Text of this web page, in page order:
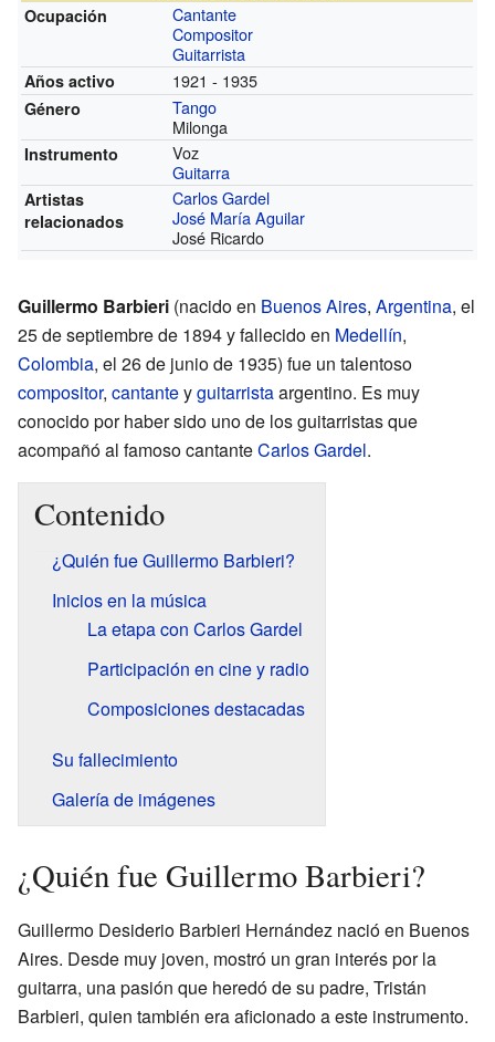
Ocupación
Cantante
Compositor
Guitarrista
Años activo 1921 - 1935
Género
Tango
Milonga
Instrumento
Voz
Guitarra
Artistas
relacionados
Carlos Gardel
José María Aguilar
José Ricardo
Guillermo Barbieri (nacido en Buenos Aires, Argentina, el
25 de septiembre de 1894 y fallecido en Medellín,
Colombia, el 26 de junio de 1935) fue un talentoso
compositor, cantanteyguitarristaargentino. Es muy
conocido por haber sido uno de los guitarristas que
acompañó al famoso cantanteCarlos Gardel.
Contenido
¿Quién fue Guillermo Barbieri?
Inicios en la música
La etapa con Carlos Gardel
Participación en cine y radio
Composiciones destacadas
Su fallecimiento
Galería de imágenes
¿Quién fue Guillermo Barbieri?
Guillermo Desiderio Barbieri Hernández nació en Buenos
Aires. Desde muy joven, mostró un gran interés por la
guitarra, una pasión que heredó de su padre, Tristán
Barbieri, quien también era aficionado a este instrumento.